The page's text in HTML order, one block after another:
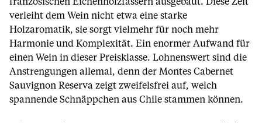
verleiht dem Wein nicht etwa eine starke
Holzaromatik, sie sorgt vielmehr für noch mehr
Harmonie und Komplexität. Ein enormer Aufwand für
einen Wein in dieser Preisklasse. Lohnenswert sind die
Anstrengungen allemal, denn der Montes Cabernet
Sauvignon Reserva zeigt zweifelsfrei auf, welch
spannende Schnäppchen aus Chile stammen können.